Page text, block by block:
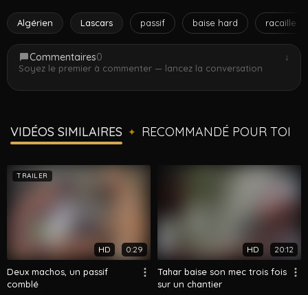
la racaille passif.
Algérien Lascars passif baise hard racaille
Commentaires0
Soyez le premier à commenter — lancez la conversation
↓
VIDÉOS SIMILAIRES ✦ RECOMMANDÉ POUR TOI
TRAILER
HD 0:29
Deux machos, un passif
comblé
HD 20:12
Tahar baise son mec trois fois
sur un chantier